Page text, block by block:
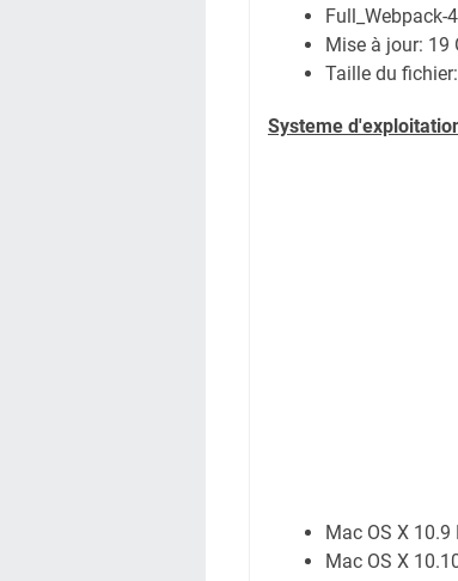
Full_Webpack-
Mise à jour: 19
Taille du
Systeme
Mac OS X
Mac OS X